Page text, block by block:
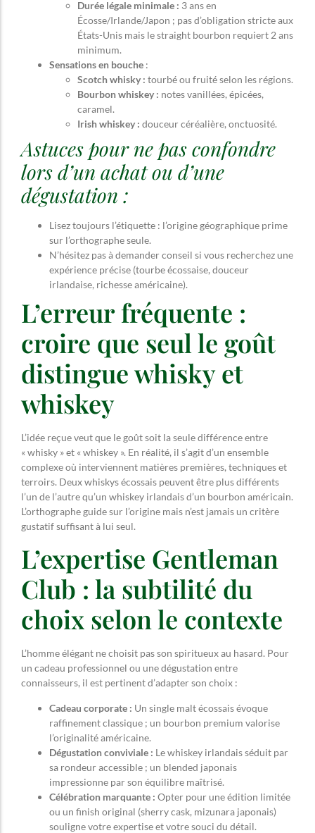
Durée légale minimale : 3 ans en
Écosse/Irlande/Japon ; pas d’obligation stricte aux
États-Unis mais le straight bourbon requiert 2 ans
minimum.
Sensations en bouche :
Scotch whisky : tourbé ou fruité selon les régions.
Bourbon whiskey : notes vanillées, épicées,
caramel.
Irish whiskey : douceur céréalière, onctuosité.
Astuces pour ne pas confondre
lors d’un achat ou d’une
dégustation :
Lisez toujours l’étiquette : l’origine géographique prime
sur l’orthographe seule.
N’hésitez pas à demander conseil si vous recherchez une
expérience précise (tourbe écossaise, douceur
irlandaise, richesse américaine).
L’erreur fréquente :
croire que seul le goût
distingue whisky et
whiskey
L’idée reçue veut que le goût soit la seule différence entre
« whisky » et « whiskey ». En réalité, il s’agit d’un ensemble
complexe où interviennent matières premières, techniques et
terroirs. Deux whiskys écossais peuvent être plus différents
l’un de l’autre qu’un whiskey irlandais d’un bourbon américain.
L’orthographe guide sur l’origine mais n’est jamais un critère
gustatif suffisant à lui seul.
L’expertise Gentleman
Club : la subtilité du
choix selon le contexte
L’homme élégant ne choisit pas son spiritueux au hasard. Pour
un cadeau professionnel ou une dégustation entre
connaisseurs, il est pertinent d’adapter son choix :
Cadeau corporate : Un single malt écossais évoque
raffinement classique ; un bourbon premium valorise
l’originalité américaine.
Dégustation conviviale : Le whiskey irlandais séduit par
sa rondeur accessible ; un blended japonais
impressionne par son équilibre maîtrisé.
Célébration marquante : Opter pour une édition limitée
ou un finish original (sherry cask, mizunara japonais)
souligne votre expertise et votre souci du détail.